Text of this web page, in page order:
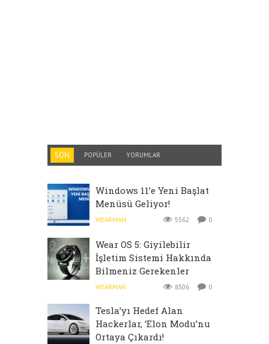
SON POPÜLER YORUMLAR
Windows 11’e Yeni Başlat
Menüsü Geliyor!
WEARMAN 5562 0
Wear OS 5: Giyilebilir
İşletim Sistemi Hakkında
Bilmeniz Gerekenler
WEARMAN 8506 0
Tesla’yı Hedef Alan
Hackerlar, ‘Elon Modu’nu
Ortaya Çıkardı!